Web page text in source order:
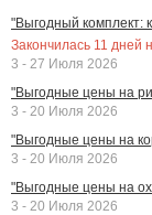
"Выгодный комплект:
Закончилась 11 дней
3 - 27 Июля 2026
"Выгодные цены на
3 - 20 Июля 2026
"Выгодные цены на
3 - 20 Июля 2026
"Выгодные цены на
3 - 20 Июля 2026